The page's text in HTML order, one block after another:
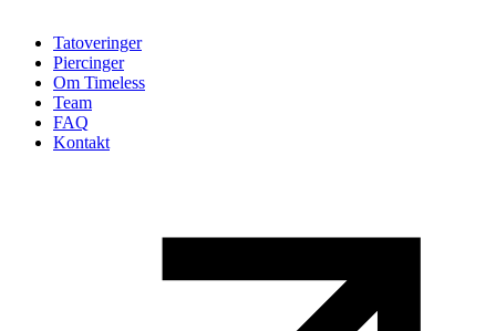
Tatoveringer
Piercinger
Om Timeless
Team
FAQ
Kontakt